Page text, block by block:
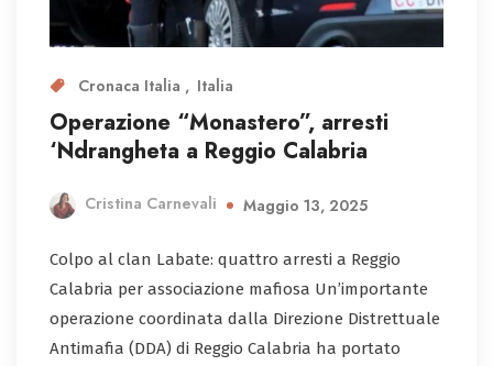
Cronaca Italia Italia
Operazione “Monastero”, arresti
‘Ndrangheta a Reggio Calabria
Cristina Carnevali Maggio 13, 2025
Colpo al clan Labate: quattro arresti a Reggio
Calabria per associazione mafiosa Un’importante
operazione coordinata dalla Direzione Distrettuale
Antimafia (DDA) di Reggio Calabria ha portato